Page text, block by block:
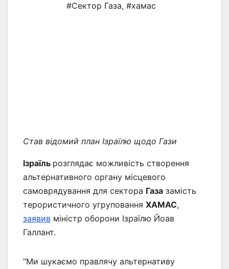
#Сектор Газа, #хамас
Став відомий план Ізраїлю щодо Гази
Ізраїль розглядає можливість створення
альтернативного органу місцевого
самоврядування для сектора Газа замість
терористичного угруповання ХАМАС,
заявив міністр оборони Ізраїлю Йоав
Галлант.
“Ми шукаємо правлячу альтернативу